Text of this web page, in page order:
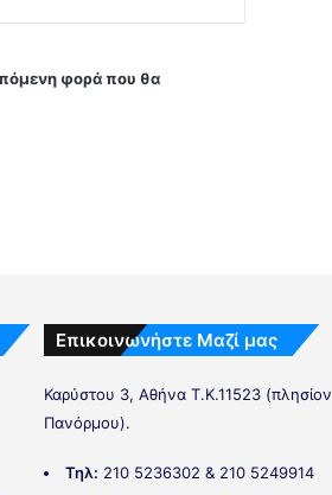
φορά που θα
Επικοινωνήστε Μαζί μας
Καρύστου 3, Αθήνα Τ.Κ.11523 (πλησίον
Πανόρμου).
Τηλ: 210 5236302 & 210 5249914